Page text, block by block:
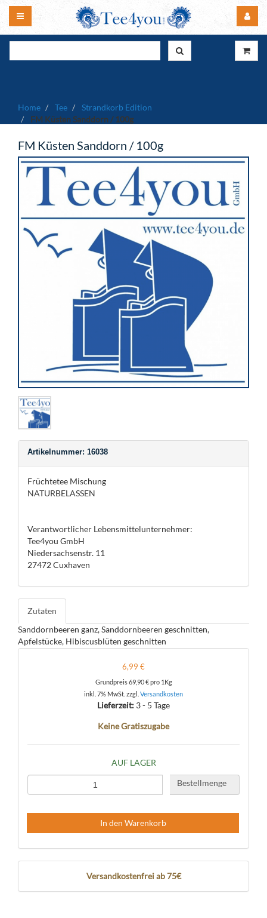
Home Tee
Strandkorb Edition
FM Küsten Sanddorn / 100g
FM Küsten Sanddorn / 100g
Artikelnummer: 16038
Früchtetee Mischung
NATURBELASSEN
Verantwortlicher Lebensmittelunternehmer:
Tee4you GmbH
Niedersachsenstr. 11
27472 Cuxhaven
Zutaten
Sanddornbeeren ganz, Sanddornbeeren geschnitten,
Apfelstücke, Hibiscusblüten geschnitten
6,99 €
Grundpreis69,90 €pro 1Kg
inkl. 7% MwSt. zzgl. Versandkosten
Lieferzeit: 3 - 5 Tage
Keine Gratiszugabe
AUF LAGER
Bestellmenge
In den Warenkorb
Versandkostenfrei ab 75€